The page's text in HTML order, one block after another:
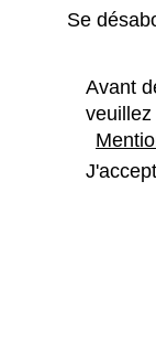
Se
Avant